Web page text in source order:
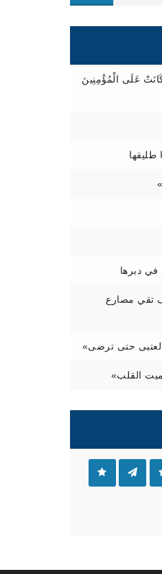
عَلَى الْمُؤْمِنِينَ
طليقها
في دبرها
تقي مصارع
حتى ترضى»
القلب»